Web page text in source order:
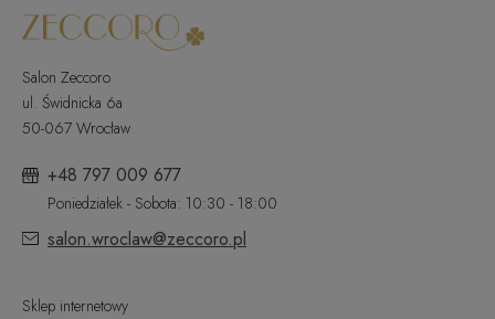
Salon Zeccoro
ul. Świdnicka 6a
50-067 Wrocław
+48 797 009 677
Poniedziałek - Sobota: 10:30 - 18:00
salon.wroclaw@zeccoro.pl
Sklep internetowy